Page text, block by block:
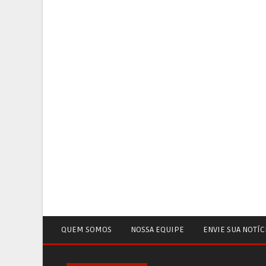
QUEM SOMOS NOSSA EQUIPE ENVIE SUA